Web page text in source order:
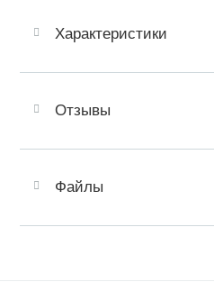
Характеристики
Отзывы
Файлы